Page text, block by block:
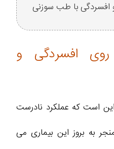
افسردگی با طب سوزنی
افسردگی و
است که عملکرد نادرست
به بروز این بیماری می